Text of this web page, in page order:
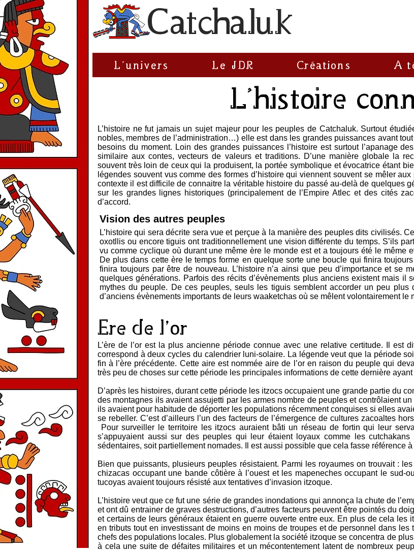
Catchaluk
L'univers Le JDR Créations A
L'histoire
L’histoire ne fut jamais un sujet majeur pour les peuples de Catchaluk. Surtout
nobles, membres de l’administration…) elle est dans les grandes puissances avant
besoins du moment. Loin des grandes puissances l’histoire est surtout l’apanage
similaire aux contes, vecteurs de valeurs et traditions. D’une manière globale la
souvent très loin de ceux qui la produisent, la portée symbolique et évocatrice étant
légendes souvent vus comme des formes d’histoire qui viennent souvent se mêler
contexte il est difficile de connaitre la véritable histoire du passé au-delà de quelques
sur les grandes lignes historiques (principalement de l’Empire Atlec et des cités
d’accord.
Vision des autres peuples
L’histoire qui sera décrite sera vue et perçue à la manière des peuples dits civilisés.
oxotllis ou encore tiguis ont traditionnellement une vision différente du temps. S’ils
vu comme cyclique où durant une même ère le monde est et a toujours été le même
De plus dans cette ère le temps forme en quelque sorte une boucle qui finira
finira toujours par être de nouveau. L’histoire n’a ainsi que peu d’importance et se
quelques générations. Parfois des récits d’évènements plus anciens existent mais il
mythes du peuple. De ces peuples, seuls les tiguis semblent accorder un peu plus
d’anciens évènements importants de leurs waaketchas où se mêlent volontairement le
Ere de l’or
L’ère de l’or est la plus ancienne période connue avec une relative certitude. Il est
correspond à deux cycles du calendrier luni-solaire. La légende veut que la période
fin à l’ère précédente. Cette aire est nommée aire de l’or en raison du peuple qui
très peu de choses sur cette période les principales informations de cette dernière ayant
D’après les histoires, durant cette période les itzocs occupaient une grande partie du
des montagnes ils avaient assujetti par les armes nombre de peuples et contrôlaient
ils avaient pour habitude de déporter les populations récemment conquises si elles
se rebeller. C’est d’ailleurs l’un des facteurs de l’émergence de cultures zacoaltes
Pour surveiller le territoire les itzocs auraient bâti un réseau de fortin qui leur
s’appuyaient aussi sur des peuples qui leur étaient loyaux comme les
sédentaires, soit partiellement nomades. Il est aussi possible que cela fasse référence
Bien que puissants, plusieurs peuples résistaient. Parmi les royaumes on trouvait :
chizacas occupant une bande côtière à l’ouest et les mapeneches occupant le sud-
tucoyas avaient toujours résisté aux tentatives d’invasion itzoque.
L’histoire veut que ce fut une série de grandes inondations qui annonça la chute de
et ont dû entrainer de graves destructions, d’autres facteurs peuvent être pointés du
et certains de leurs généraux étaient en guerre ouverte entre eux. En plus de cela les
en tributs tout en investissant de moins en moins de troupes et de personnel dans
chefs des populations locales. Plus globalement la société itzoque se concentra de
à cela une suite de défaites militaires et un mécontentement latent de nombreux